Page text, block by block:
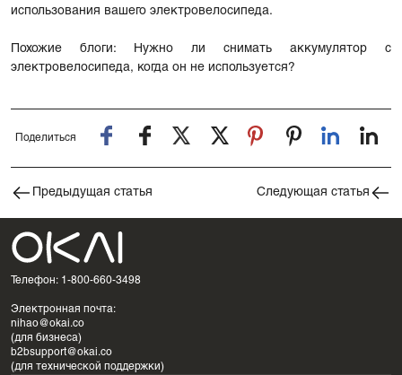
использования вашего электровелосипеда.
Похожие блоги:
Нужно ли снимать аккумулятор с
электровелосипеда, когда он не используется?
Поделиться
Предыдущая статья Следующая статья
Телефон: 1-800-660-3498
Электронная почта:
nihao@okai.co
(для бизнеса)
b2bsupport@okai.co
(для технической поддержки)